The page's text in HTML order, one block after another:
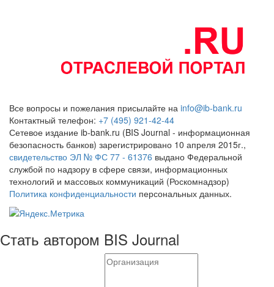
Все вопросы и пожелания присылайте на info@ib-bank.ru
Контактный телефон: +7 (495) 921-42-44
Сетевое издание ib-bank.ru (BIS Journal - информационная
безопасность банков) зарегистрировано 10 апреля 2015г.,
свидетельство ЭЛ № ФС 77 - 61376 выдано Федеральной
службой по надзору в сфере связи, информационных
технологий и массовых коммуникаций (Роскомнадзор)
Политика конфиденциальности персональных данных.
Стать автором BIS Journal